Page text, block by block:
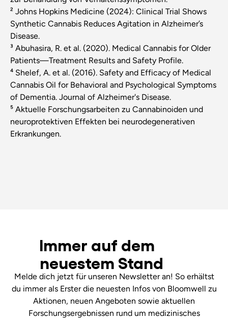
² Johns Hopkins Medicine (2024): Clinical Trial Shows
Synthetic Cannabis Reduces Agitation in Alzheimer’s
Disease.
³ Abuhasira, R. et al. (2020). Medical Cannabis for Older
Patients—Treatment Results and Safety Profile.
⁴ Shelef, A. et al. (2016). Safety and Efficacy of Medical
Cannabis Oil for Behavioral and Psychological Symptoms
of Dementia. Journal of Alzheimer's Disease.
⁵ Aktuelle Forschungsarbeiten zu Cannabinoiden und
neuroprotektiven Effekten bei neurodegenerativen
Erkrankungen.
Immer auf dem
neuestem Stand
Melde dich jetzt für unseren Newsletter an! So erhältst
du immer als Erster die neuesten Infos von Bloomwell zu
Aktionen, neuen Angeboten sowie aktuellen
Forschungsergebnissen rund um medizinisches